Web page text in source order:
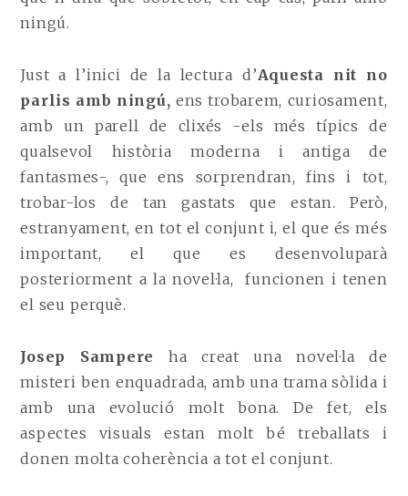
ningú.
Just a l’inici de la lectura d’Aquesta nit no
parlis amb ningú, ens trobarem, curiosament,
amb un parell de clixés -els més típics de
qualsevol història moderna i antiga de
fantasmes-, que ens sorprendran, fins i tot,
trobar-los de tan gastats que estan. Però,
estranyament, en tot el conjunt i, el que és més
important, el que es desenvoluparà
posteriorment a la novel·la, funcionen i tenen
el seu perquè.
Josep Sampere ha creat una novel·la de
misteri ben enquadrada, amb una trama sòlida i
amb una evolució molt bona. De fet, els
aspectes visuals estan molt bé treballats i
donen molta coherència a tot el conjunt.